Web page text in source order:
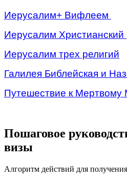
Иерусалим+ Вифлеем
Иерусалим Христианский
Иерусалим трех религий
Галилея Библейская и
Путешествие к
Пошаговое
визы
Алгоритм действий для